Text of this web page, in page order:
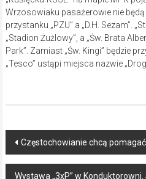
Wrzosowiaku pasażerowie nie
przystanku „PZU” a „D.H. Sezam”.
„Stadion Żużlowy”, a „Św. Brata
Park”. Zamiast „Św. Kingi” będzie
„Tesco” ustąpi miejsca nazwie
Post
navigation
Częstochowianie chcą
Wystawa „3xP” w